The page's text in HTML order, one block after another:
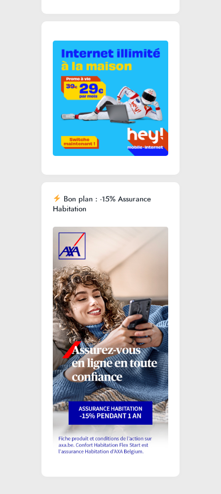
Bon plan : -15% Assurance
Habitation